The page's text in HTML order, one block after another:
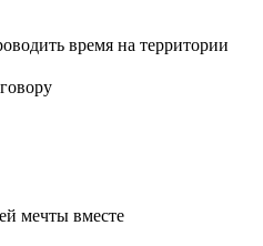
время на территории
мечты вместе